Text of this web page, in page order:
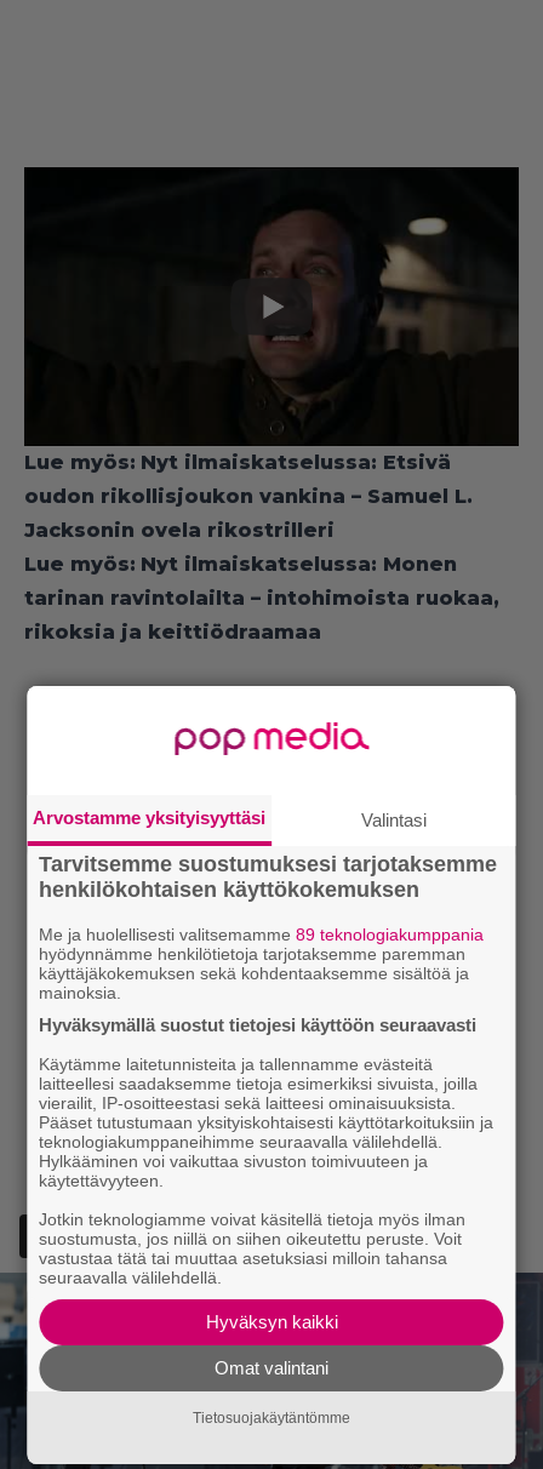
Lue myös: Nyt ilmaiskatselussa: Etsivä
oudon rikollisjoukon vankina – Samuel L.
Jacksonin ovela rikostrilleri
Lue myös: Nyt ilmaiskatselussa: Monen
tarinan ravintolailta – intohimoista ruokaa,
rikoksia ja keittiödraamaa
Lisää Episodi Googlen suosituksi lähteeksi
Arvostamme yksityisyyttäsi Valintasi
Tarvitsemme suostumuksesi tarjotaksemme
henkilökohtaisen käyttökokemuksen
Me ja huolellisesti valitsemamme89 teknologiakumppania
hyödynnämme henkilötietoja tarjotaksemme paremman
käyttäjäkokemuksen sekä kohdentaaksemme sisältöä ja
mainoksia.
Hyväksymällä suostut tietojesi käyttöön seuraavasti
Käytämme laitetunnisteita ja tallennamme evästeitä
laitteellesi saadaksemme tietoja esimerkiksi sivuista, joilla
vierailit, IP-osoitteestasi sekä laitteesi ominaisuuksista.
Pääset tutustumaan yksityiskohtaisesti käyttötarkoituksiin ja
teknologiakumppaneihimme seuraavalla välilehdellä.
Hylkääminen voi vaikuttaa sivuston toimivuuteen ja
käytettävyyteen.
Jotkin teknologiamme voivat käsitellä tietoja myös ilman
suostumusta, jos niillä on siihen oikeutettu peruste. Voit
vastustaa tätä tai muuttaa asetuksiasi milloin tahansa
seuraavalla välilehdellä.
Hyväksyn kaikki
Omat valintani
Tietosuojakäytäntömme